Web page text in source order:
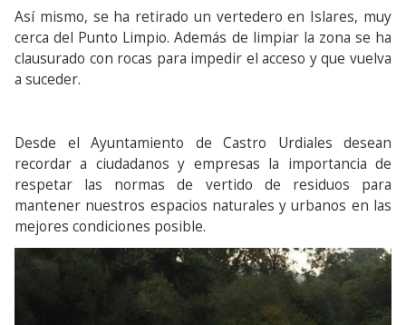
Así mismo, se ha retirado un vertedero en Islares, muy
cerca del Punto Limpio. Además de limpiar la zona se ha
clausurado con rocas para impedir el acceso y que vuelva
a suceder.
Desde el Ayuntamiento de Castro Urdiales desean
recordar a ciudadanos y empresas la importancia de
respetar las normas de vertido de residuos para
mantener nuestros espacios naturales y urbanos en las
mejores condiciones posible.